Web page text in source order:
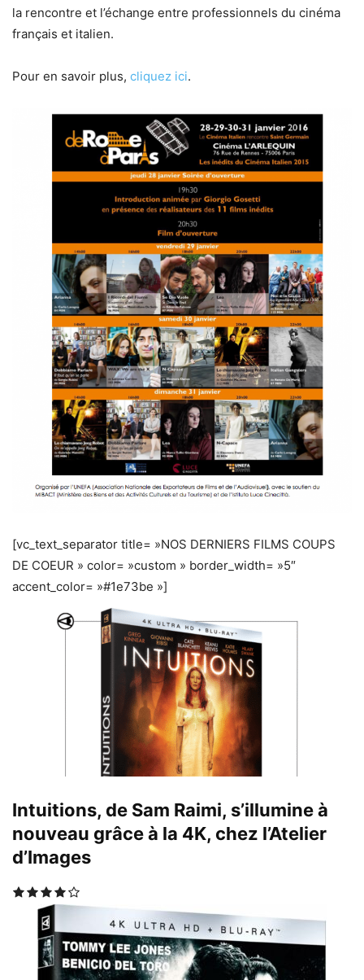
la rencontre et l’échange entre professionnels du cinéma
français et italien.
Pour en savoir plus, cliquez ici.
[vc_text_separator title= »NOS DERNIERS FILMS COUPS
DE COEUR » color= »custom » border_width= »5″
accent_color= »#1e73be »]
Intuitions, de Sam Raimi, s’illumine à
nouveau grâce à la 4K, chez l’Atelier
d’Images